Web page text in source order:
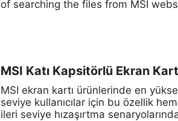
of searching the files from MSI
MSI Katı Kapsitörlü Ekran
MSI ekran kartı ürünlerinde en
seviye kullanıcılar için bu özellik
ileri seviye hızaşırtma